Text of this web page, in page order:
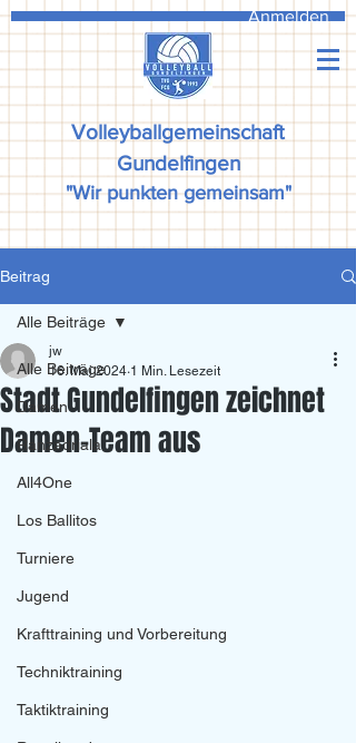
Anmelden
Volleyballgemeinschaft
Gundelfingen
"Wir punkten gemeinsam"
Beitrag
Alle Beiträge
Damen
Ranzadriala
All4One
Los Ballitos
Turniere
Jugend
Krafttraining und Vorbereitung
Techniktraining
Taktiktraining
Alle Beiträge
Stadt Gundelfingen zeichnet
Damen-Team aus
jw
16. Mai 2024 1 Min. Lesezeit